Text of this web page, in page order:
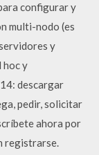
configurar y
multi-nodo (es
y
hoc y
descargar
pedir, solicitar
ahora por
registrarse.